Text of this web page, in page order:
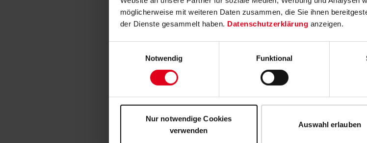
möglicherweise mit weiteren Daten zusammen, die Sie ihnen
der Dienste gesammelt haben. Datenschutzerklärung anzeigen.
Notwendig
Funktional
Nur notwendige Cookies
verwenden
Auswahl erlauben